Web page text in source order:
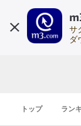
サ
ダ
トップ ラン